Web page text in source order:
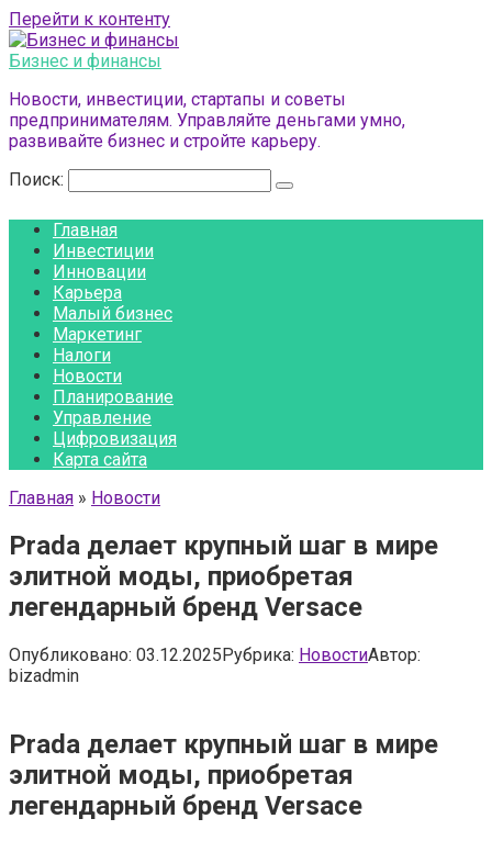
Перейти к контенту
Бизнес и финансы
Новости, инвестиции, стартапы и советы
предпринимателям. Управляйте деньгами умно,
развивайте бизнес и стройте карьеру.
Поиск:
Главная
Инвестиции
Инновации
Карьера
Малый бизнес
Маркетинг
Налоги
Новости
Планирование
Управление
Цифровизация
Карта сайта
Главная » Новости
Prada делает крупный шаг в мире
элитной моды, приобретая
легендарный бренд Versace
Опубликовано: 03.12.2025Рубрика: НовостиАвтор:
bizadmin
Prada делает крупный шаг в мире
элитной моды, приобретая
легендарный бренд Versace